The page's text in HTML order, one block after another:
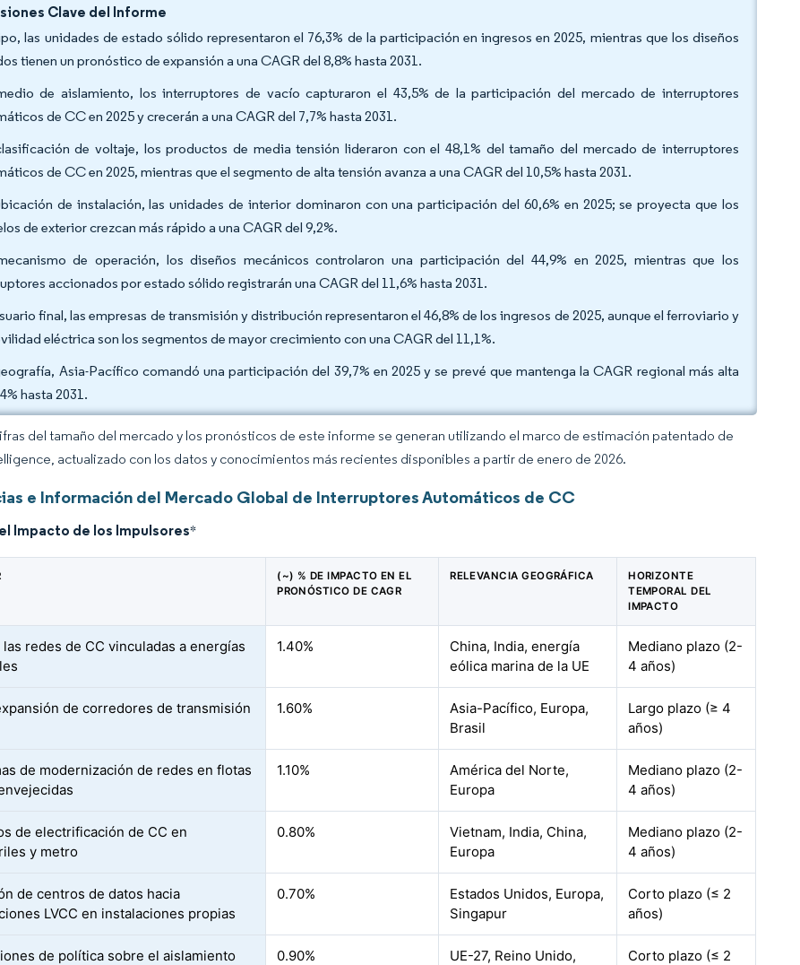
Clave del Informe
las unidades de estado sólido representaron el 76,3% de la participación en ingresos en 2025, mientras que los diseños
tienen un pronóstico de expansión a una CAGR del 8,8% hasta 2031.
de aislamiento, los interruptores de vacío capturaron el 43,5% de la participación del mercado de interruptores
de CC en 2025 y crecerán a una CAGR del 7,7% hasta 2031.
de voltaje, los productos de media tensión lideraron con el 48,1% del tamaño del mercado de interruptores
de CC en 2025, mientras que el segmento de alta tensión avanza a una CAGR del 10,5% hasta 2031.
de instalación, las unidades de interior dominaron con una participación del 60,6% en 2025; se proyecta que los
de exterior crezcan más rápido a una CAGR del 9,2%.
de operación, los diseños mecánicos controlaron una participación del 44,9% en 2025, mientras que los
accionados por estado sólido registrarán una CAGR del 11,6% hasta 2031.
final, las empresas de transmisión y distribución representaron el 46,8% de los ingresos de 2025, aunque el ferroviario y
eléctrica son los segmentos de mayor crecimiento con una CAGR del 11,1%.
Asia-Pacífico comandó una participación del 39,7% en 2025 y se prevé que mantenga la CAGR regional más alta
hasta 2031.
del tamaño del mercado y los pronósticos de este informe se generan utilizando el marco de estimación patentado de
actualizado con los datos y conocimientos más recientes disponibles a partir de enero de 2026.
e Información del Mercado Global de Interruptores Automáticos de CC
Impacto de los Impulsores*
(~) % DE IMPACTO EN EL
PRONÓSTICO DE CAGR
RELEVANCIA GEOGRÁFICA
HORIZONTE
TEMPORAL DEL
IMPACTO
redes de CC vinculadas a energías
1.40%
China, India, energía
eólica marina de la UE
Mediano plazo (2-
4 años)
de corredores de transmisión
1.60%
Asia-Pacífico, Europa,
Brasil
Largo plazo (≥ 4
años)
de modernización de redes en flotas
1.10%
América del Norte,
Europa
Mediano plazo (2-
4 años)
de electrificación de CC en
y metro
0.80%
Vietnam, India, China,
Europa
Mediano plazo (2-
4 años)
de centros de datos hacia
LVCC en instalaciones propias
0.70%
Estados Unidos, Europa,
Singapur
Corto plazo (≤ 2
años)
de política sobre el aislamiento
0.90%
UE-27, Reino Unido,
Corto plazo (≤ 2